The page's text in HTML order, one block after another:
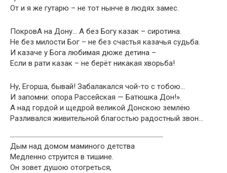
От и я же гутарю – не тот нынче в людях замес.
ПокровА на Дону… А без Богу казак – сиротина.
Не без милости Бог – не без счастья казачья судьба.
И казаче у Бога любимая дюже детина –
Если в рати казак – не берёт никакая хворьба!
Ну, Егорша, бывай! Забалакался чой-то с тобою…
И запомни: опора Рассейская — Батюшка Дон!».
А над гордой и щедрой великой Донскою землёю
Разливался живительной благостью радостный звон…
Дым над домом маминого детства
Медленно струится в тишине.
Он зовет душою отогреться,